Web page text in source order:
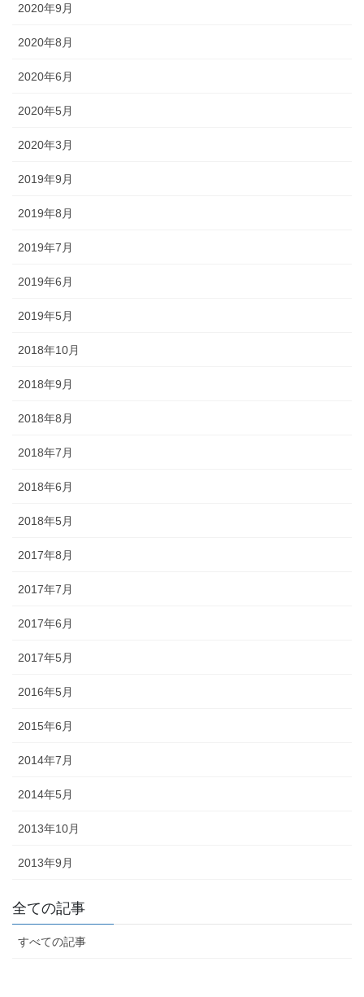
2020年9月
2020年8月
2020年6月
2020年5月
2020年3月
2019年9月
2019年8月
2019年7月
2019年6月
2019年5月
2018年10月
2018年9月
2018年8月
2018年7月
2018年6月
2018年5月
2017年8月
2017年7月
2017年6月
2017年5月
2016年5月
2015年6月
2014年7月
2014年5月
2013年10月
2013年9月
全ての記事
すべての記事
獅子舞
幕・のれん
ちょうちん
旗・神社幟（のぼり）